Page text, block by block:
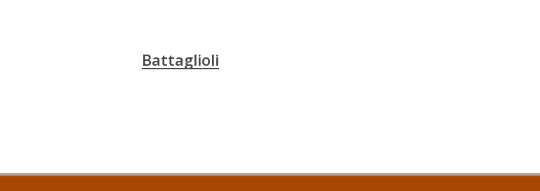
Battaglioli